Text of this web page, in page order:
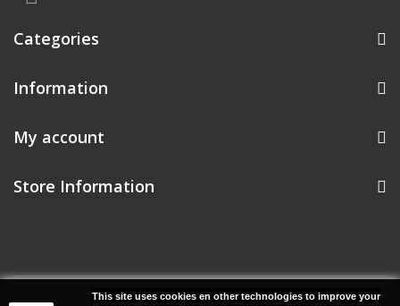
Categories
Information
© 2026 Project 38 Music | Realisatie: Uw PC Dokter Uden
My account
Store Information
This site uses cookies en other technologies to improve your